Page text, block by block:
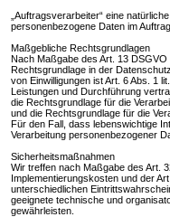
„Auftragsverarbeiter“ eine
personenbezogene Daten im
Maßgebliche Rechtsgrundlagen
Nach Maßgabe des Art. 13
Rechtsgrundlage in der
von Einwilligungen ist Art. 6 Abs. 1
Leistungen und Durchführung
die Rechtsgrundlage für die
und die Rechtsgrundlage für die
Für den Fall, dass lebenswichtige
Verarbeitung personenbezogener
Sicherheitsmaßnahmen
Wir treffen nach Maßgabe des Art.
Implementierungskosten und der
unterschiedlichen
geeignete technische und
gewährleisten.